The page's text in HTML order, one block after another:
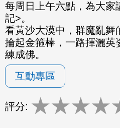
每周日上午六點，為大家
記>。
看黃沙大漠中，群魔亂舞
掄起金箍棒，一路揮灑英
練成佛。
互動專區
評分: ★★★★